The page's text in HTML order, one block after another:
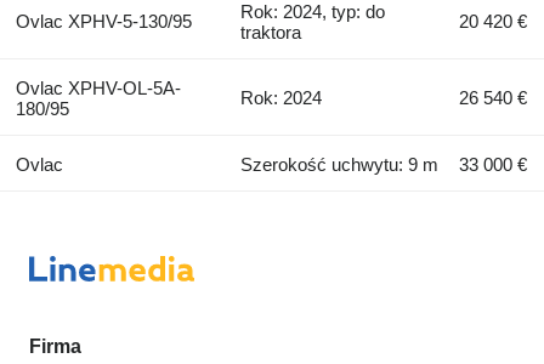
Ovlac XPHV-5-130/95
Rok: 2024, typ: do
traktora
20 420 €
Ovlac XPHV-OL-5A-
180/95
Rok: 2024 26 540 €
Ovlac Szerokość uchwytu: 9 m 33 000 €
Firma